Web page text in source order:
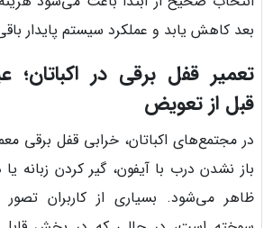
بعد کاهش یابد و عملکرد سیستم پایدار
تعمیر قفل برقی در اکباتان؛
قبل از تعویض
در مجتمع‌های اکباتان، خرابی قفل برقی
باز نشدن درب با آیفون، گیر کردن زبانه
ظاهر می‌شود. بسیاری از کاربران تصور